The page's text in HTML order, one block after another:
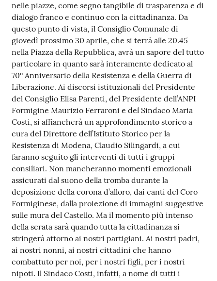
Tutti
gli
argomenti...
Seguici
su
nelle piazze, come segno tangibile di trasparenza e di
dialogo franco e continuo con la cittadinanza. Da
questo punto di vista, il Consiglio Comunale di
giovedì prossimo 30 aprile, che si terrà alle 20.45
nella Piazza della Repubblica, avrà un sapore del tutto
particolare in quanto sarà interamente dedicato al
70° Anniversario della Resistenza e della Guerra di
Liberazione. Ai discorsi istituzionali del Presidente
del Consiglio Elisa Parenti, del Presidente dell’ANPI
Formigine Maurizio Ferraroni e del Sindaco Maria
Costi, si affiancherà un approfondimento storico a
cura del Direttore dell’Istituto Storico per la
Resistenza di Modena, Claudio Silingardi, a cui
faranno seguito gli interventi di tutti i gruppi
consiliari. Non mancheranno momenti emozionali
assicurati dal suono della tromba durante la
deposizione della corona d’alloro, dai canti del Coro
Formiginese, dalla proiezione di immagini suggestive
sulle mura del Castello. Ma il momento più intenso
della serata sarà quando tutta la cittadinanza si
stringerà attorno ai nostri partigiani. Ai nostri padri,
ai nostri nonni, ai nostri cittadini che hanno
combattuto per noi, per i nostri figli, per i nostri
nipoti. Il Sindaco Costi, infatti, a nome di tutti i